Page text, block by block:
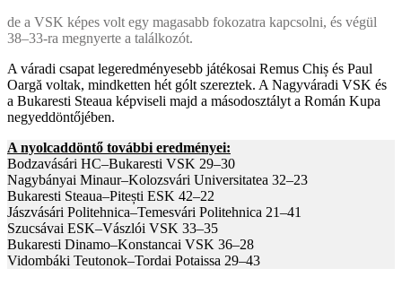
de a VSK képes volt egy magasabb fokozatra kapcsolni, és végül
38–33-ra megnyerte a találkozót.
A váradi csapat legeredményesebb játékosai Remus Chiș és Paul
Oargă voltak, mindketten hét gólt szereztek. A Nagyváradi VSK és
a Bukaresti Steaua képviseli majd a másodosztályt a Román Kupa
negyeddöntőjében.
A nyolcaddöntő további eredményei:
Bodzavásári HC–Bukaresti VSK 29–30
Nagybányai Minaur–Kolozsvári Universitatea 32–23
Bukaresti Steaua–Pitești ESK 42–22
Jászvásári Politehnica–Temesvári Politehnica 21–41
Szucsávai ESK–Vászlói VSK 33–35
Bukaresti Dinamo–Konstancai VSK 36–28
Vidombáki Teutonok–Tordai Potaissa 29–43